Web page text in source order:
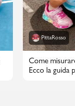
PittaRosso
Come
Ecco la guida